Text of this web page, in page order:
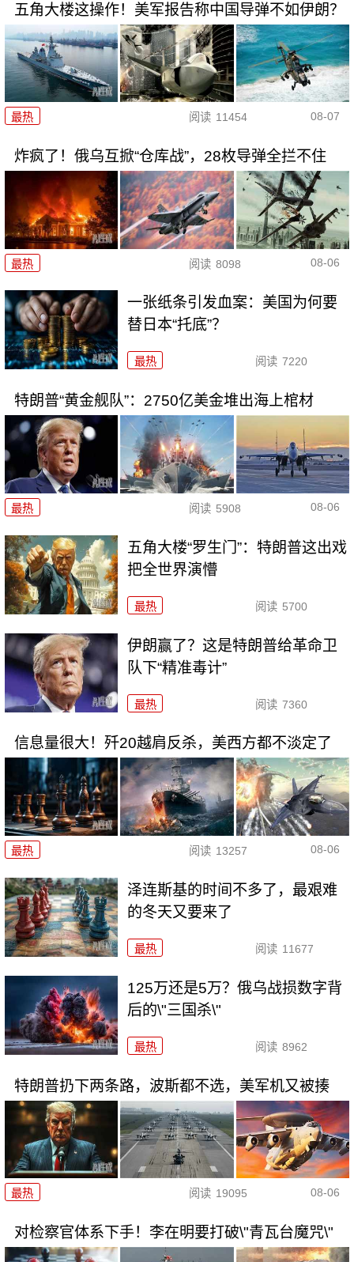
五角大楼这操作！美军报告称中国导弹不如伊朗？
最热 阅读 11454 08-07
炸疯了！俄乌互掀“仓库战”，28枚导弹全拦不住
最热 阅读 8098 08-06
一张纸条引发血案：美国为何要
替日本“托底”？
最热 阅读 7220
特朗普“黄金舰队”：2750亿美金堆出海上棺材
最热 阅读 5908 08-06
五角大楼“罗生门”：特朗普这出戏
把全世界演懵
最热 阅读 5700
伊朗赢了？这是特朗普给革命卫
队下“精准毒计”
最热 阅读 7360
信息量很大！歼20越肩反杀，美西方都不淡定了
最热 阅读 13257 08-06
泽连斯基的时间不多了，最艰难
的冬天又要来了
最热 阅读 11677
125万还是5万？俄乌战损数字背
后的\"三国杀\"
最热 阅读 8962
特朗普扔下两条路，波斯都不选，美军机又被揍
最热 阅读 19095 08-06
对检察官体系下手！李在明要打破\"青瓦台魔咒\"